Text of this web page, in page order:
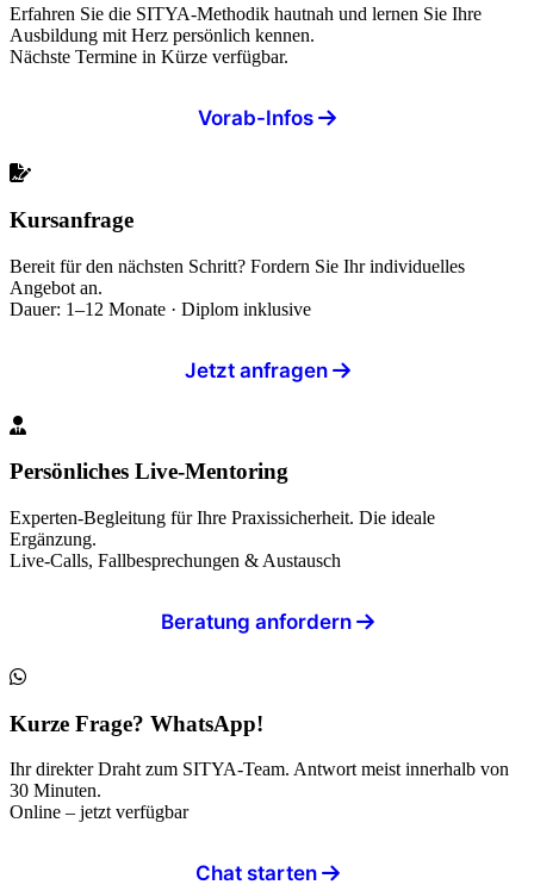
Erfahren Sie die SITYA-Methodik hautnah und lernen Sie Ihre
Ausbildung mit Herz persönlich kennen.
Nächste Termine in Kürze verfügbar.
Vorab-Infos
Kursanfrage
Bereit für den nächsten Schritt? Fordern Sie Ihr individuelles
Angebot an.
Dauer: 1–12 Monate · Diplom inklusive
Jetzt anfragen
Persönliches Live-Mentoring
Experten-Begleitung für Ihre Praxissicherheit. Die ideale
Ergänzung.
Live-Calls, Fallbesprechungen & Austausch
Beratung anfordern
Kurze Frage? WhatsApp!
Ihr direkter Draht zum SITYA-Team. Antwort meist innerhalb von
30 Minuten.
Online – jetzt verfügbar
Chat starten